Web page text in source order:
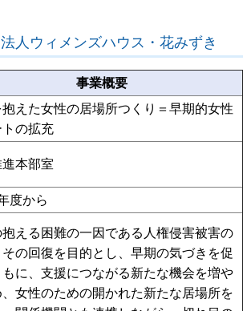
人ウィメンズハウス・花みずき
事業概要
抱えた女性の居場所つくり＝早期的女性
の拡充
本部室
度から
える困難の一因である人権侵害被害の
その回復を目的とし、早期の気づきを促
に、支援につながる新たな機会を増や
女性のための開かれた新たな居場所を